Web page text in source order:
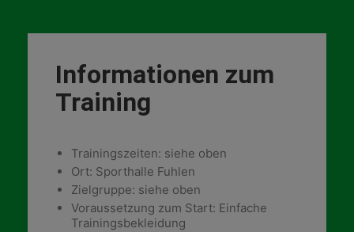
Informationen zum
Training
Trainingszeiten: siehe oben
Ort: Sporthalle Fuhlen
Zielgruppe: siehe oben
Voraussetzung zum Start: Einfache
Trainingsbekleidung